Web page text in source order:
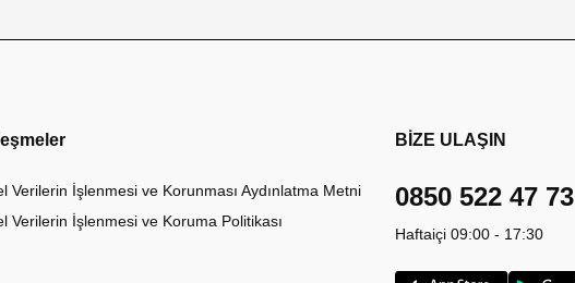
Verilerin İşlenmesi ve Korunması Aydınlatma Metni
Verilerin İşlenmesi ve Koruma Politikası
BİZE ULAŞIN
0850 522 47 73
Haftaiçi 09:00 - 17:30